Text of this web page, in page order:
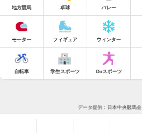
地方競馬 卓球 バレー
モーター フィギュア ウィンター
自転車 学生スポーツ Doスポーツ
データ提供：日本中央競馬会